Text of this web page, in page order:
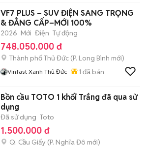
VF7 PLUS – SUV ĐIỆN SANG TRỌNG
& ĐẲNG CẤP–MỚI 100%
2026 Mới Điện Tự động
748.050.000 đ
Thành phố Thủ Đức (P. Long Bình mới)
Vinfast Xanh Thủ Đức 1 đã bán
Bồn cầu TOTO 1 khối Trắng đã qua sử
dụng
Đã sử dụng Toto
1.500.000 đ
Q. Cầu Giấy (P. Nghĩa Đô mới)